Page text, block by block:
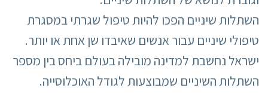
השתלות שיניים הפכו להיות טיפול שגרתי במסגרת
טיפולי שיניים עבור אנשים שאיבדו שן אחת או יותר.
ישראל נחשבת למדינה מובילה בעולם ביחס בין מספר
השתלות השיניים שמבוצעות לגודל האוכלוסייה.